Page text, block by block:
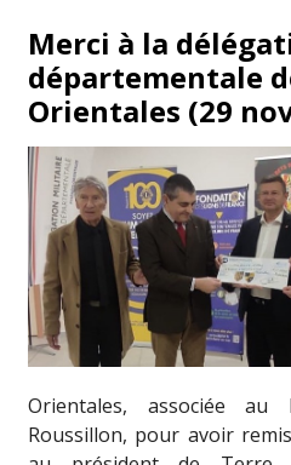
Merci à la
départementale
Orientales (29
Orientales, associée au
Roussillon, pour avoir